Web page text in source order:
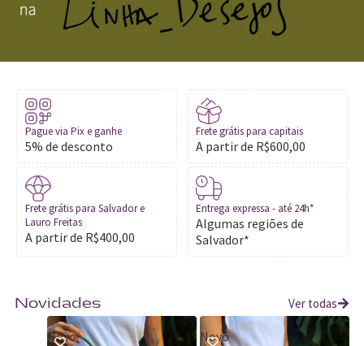
Pague via Pix e ganhe
5% de desconto
Frete grátis para capitais
A partir de R$600,00
Frete grátis para Salvador e
Lauro Freitas
A partir de R$400,00
Entrega expressa - até 24h*
Algumas regiões de
Salvador*
Novidades Ver todas
Novo Novo